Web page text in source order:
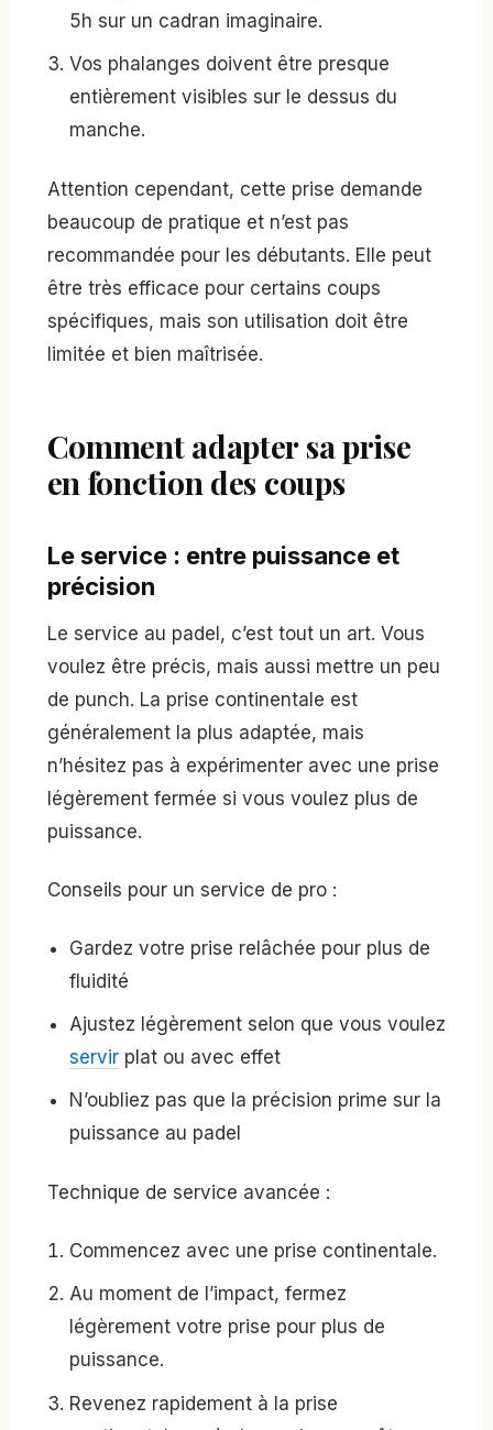
5h sur un cadran imaginaire.
Vos phalanges doivent être presque
entièrement visibles sur le dessus du
manche.
Attention cependant, cette prise demande
beaucoup de pratique et n’est pas
recommandée pour les débutants. Elle peut
être très efficace pour certains coups
spécifiques, mais son utilisation doit être
limitée et bien maîtrisée.
Comment adapter sa prise
en fonction des coups
Le service : entre puissance et
précision
Le service au padel, c’est tout un art. Vous
voulez être précis, mais aussi mettre un peu
de punch. La prise continentale est
généralement la plus adaptée, mais
n’hésitez pas à expérimenter avec une prise
légèrement fermée si vous voulez plus de
puissance.
Conseils pour un service de pro :
Gardez votre prise relâchée pour plus de
fluidité
Ajustez légèrement selon que vous voulez
servir plat ou avec effet
N’oubliez pas que la précision prime sur la
puissance au padel
Technique de service avancée :
Commencez avec une prise continentale.
Au moment de l’impact, fermez
légèrement votre prise pour plus de
puissance.
Revenez rapidement à la prise